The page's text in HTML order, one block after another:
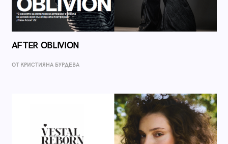
AFTER OBLIVION
ОТ КРИСТИЯНА БУРДЕВА